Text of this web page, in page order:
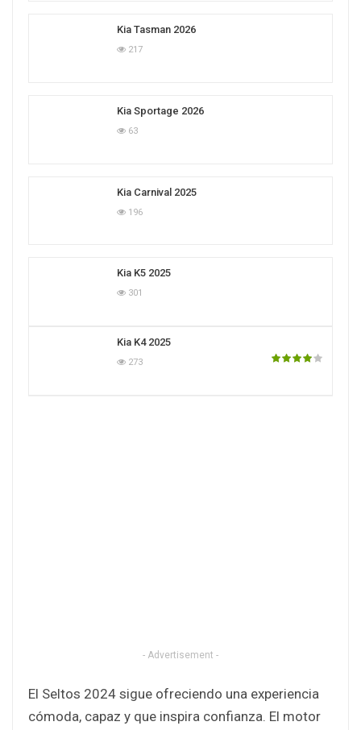
Kia Tasman 2026
217
Kia Sportage 2026
63
Kia Carnival 2025
196
Kia K5 2025
301
Kia K4 2025
273
- Advertisement -
El Seltos 2024 sigue ofreciendo una experiencia
cómoda, capaz y que inspira confianza. El motor